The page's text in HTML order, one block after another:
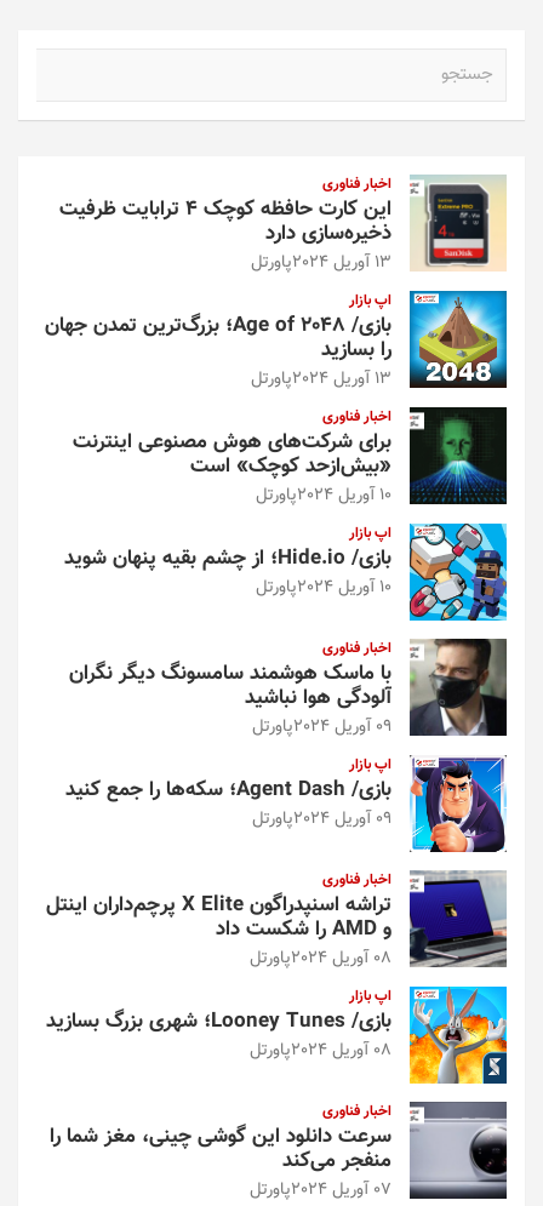
اخبار فناوری
این کارت حافظه کوچک ۴ ترابایت ظرفیت
ذخیره‌سازی دارد
13 آوریل 2024 پاورتل
اپ بازار
بازی/ Age of 2048؛ بزرگ‌ترین تمدن جهان
را بسازید
13 آوریل 2024 پاورتل
اخبار فناوری
برای شرکت‌های هوش مصنوعی اینترنت
«بیش‌از‌حد کوچک» است
10 آوریل 2024 پاورتل
اپ بازار
بازی/ Hide.io؛ از چشم بقیه پنهان شوید
10 آوریل 2024 پاورتل
اخبار فناوری
با ماسک هوشمند سامسونگ دیگر نگران
آلودگی هوا نباشید
09 آوریل 2024 پاورتل
اپ بازار
بازی/ Agent Dash؛ سکه‌ها را جمع کنید
09 آوریل 2024 پاورتل
اخبار فناوری
تراشه اسنپدراگون X Elite پرچم‌داران اینتل
و AMD را شکست داد
08 آوریل 2024 پاورتل
اپ بازار
بازی/ Looney Tunes؛ شهری بزرگ بسازید
08 آوریل 2024 پاورتل
اخبار فناوری
سرعت دانلود این گوشی چینی، مغز شما را
منفجر می‌کند
07 آوریل 2024 پاورتل